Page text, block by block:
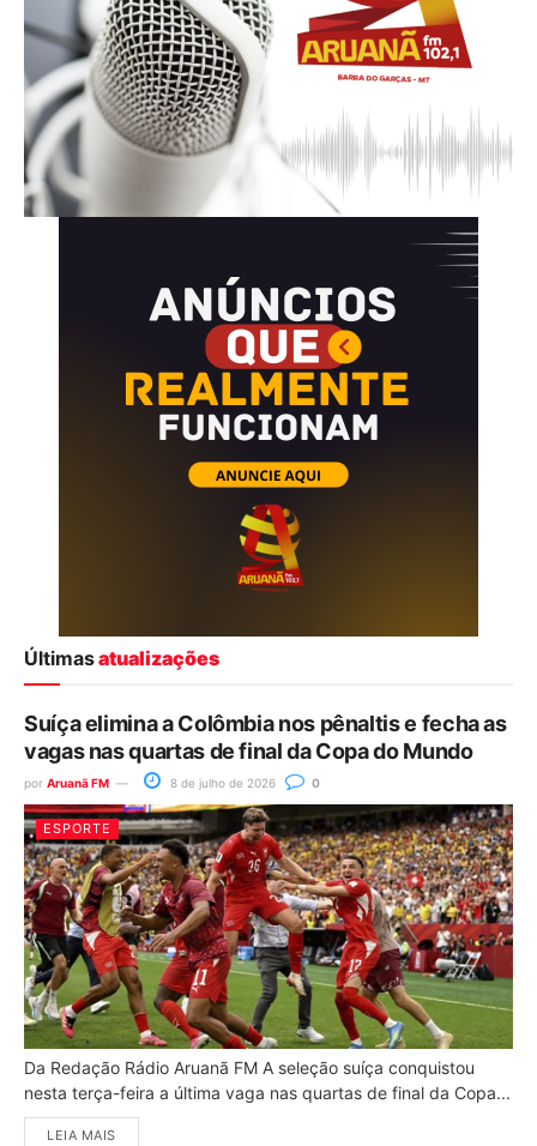
Últimasatualizações
Suíça elimina a Colômbia nos pênaltis e fecha as
vagas nas quartas de final da Copa do Mundo
por Aruanã FM 8 de julho de 2026 0
ESPORTE
Da Redação Rádio Aruanã FM A seleção suíça conquistou
nesta terça-feira a última vaga nas quartas de final da Copa...
LEIA MAIS